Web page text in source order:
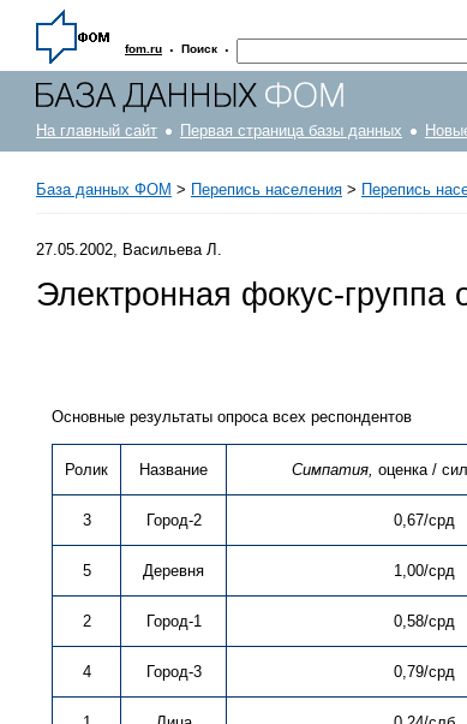
fom.ru · Поиск ·
На главный сайт Первая страница базы данных
База данных ФОМ > Перепись населения > Перепись
27.05.2002, Васильева Л.
Электронная фокус-группа
Основные результаты опроса всех респондентов
Ролик Название Симпатия, оценка /
3 Город-2 0,67/срд
5 Деревня 1,00/срд
2 Город-1 0,58/срд
4 Город-3 0,79/срд